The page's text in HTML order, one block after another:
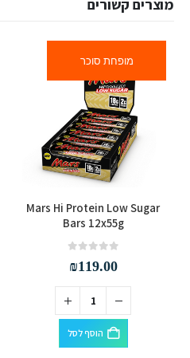
מוצרים קשורים
מופחת סוכר
Mars Hi Protein Low Sugar
Bars 12x55g
₪119.00
הוסף לסל